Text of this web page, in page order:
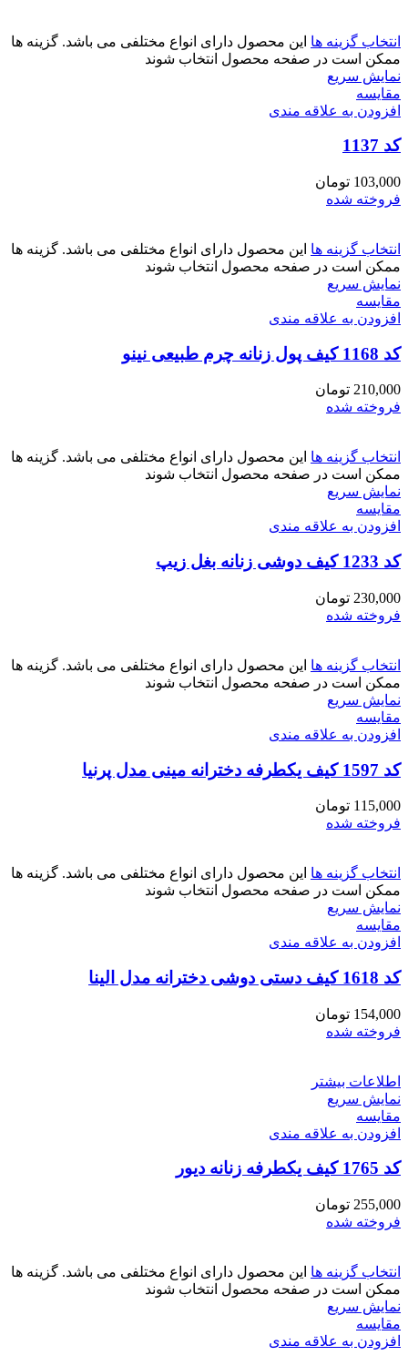
انتخاب گزینه ها این محصول دارای انواع مختلفی می باشد. گزینه ها
ممکن است در صفحه محصول انتخاب شوند
نمایش سریع
مقايسه
افزودن به علاقه مندی
کد 1137
103,000 تومان
فروخته شده
انتخاب گزینه ها این محصول دارای انواع مختلفی می باشد. گزینه ها
ممکن است در صفحه محصول انتخاب شوند
نمایش سریع
مقايسه
افزودن به علاقه مندی
کد 1168 کیف پول زنانه چرم طبیعی نینو
210,000 تومان
فروخته شده
انتخاب گزینه ها این محصول دارای انواع مختلفی می باشد. گزینه ها
ممکن است در صفحه محصول انتخاب شوند
نمایش سریع
مقايسه
افزودن به علاقه مندی
کد 1233 کیف دوشی زنانه بغل زیپ
230,000 تومان
فروخته شده
انتخاب گزینه ها این محصول دارای انواع مختلفی می باشد. گزینه ها
ممکن است در صفحه محصول انتخاب شوند
نمایش سریع
مقايسه
افزودن به علاقه مندی
کد 1597 کیف یکطرفه دخترانه مینی مدل پرنیا
115,000 تومان
فروخته شده
انتخاب گزینه ها این محصول دارای انواع مختلفی می باشد. گزینه ها
ممکن است در صفحه محصول انتخاب شوند
نمایش سریع
مقايسه
افزودن به علاقه مندی
کد 1618 کیف دستی دوشی دخترانه مدل الینا
154,000 تومان
فروخته شده
اطلاعات بیشتر
نمایش سریع
مقايسه
افزودن به علاقه مندی
کد 1765 کیف یکطرفه زنانه دیور
255,000 تومان
فروخته شده
انتخاب گزینه ها این محصول دارای انواع مختلفی می باشد. گزینه ها
ممکن است در صفحه محصول انتخاب شوند
نمایش سریع
مقايسه
افزودن به علاقه مندی